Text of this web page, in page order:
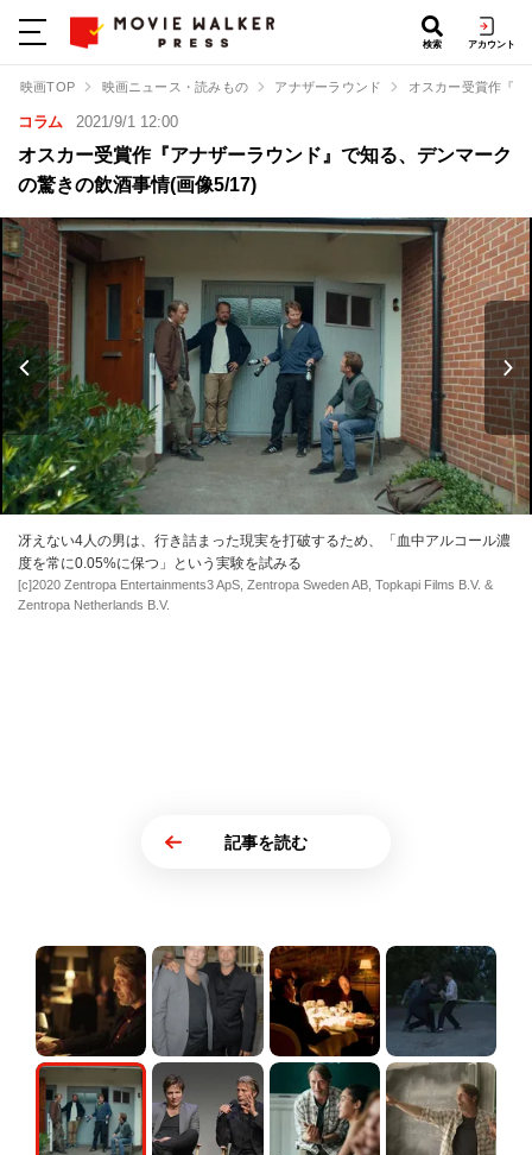
検索 アカウント
映画TOP 映画ニュース・読みもの アナザーラウンド オスカー受賞作『
コラム 2021/9/1 12:00
オスカー受賞作『アナザーラウンド』で知る、デンマーク
の驚きの飲酒事情(画像5/17)
冴えない4人の男は、行き詰まった現実を打破するため、「血中アルコール濃
度を常に0.05%に保つ」という実験を試みる
[c]2020 Zentropa Entertainments3 ApS, Zentropa Sweden AB, Topkapi Films B.V. &
Zentropa Netherlands B.V.
記事を読む